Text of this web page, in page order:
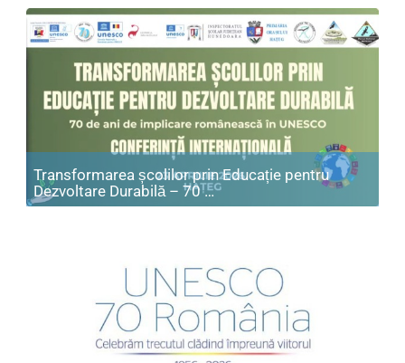
Transformarea școlilor prin Educație pentru
Dezvoltare Durabilă – 70 …Articol: Transformarea